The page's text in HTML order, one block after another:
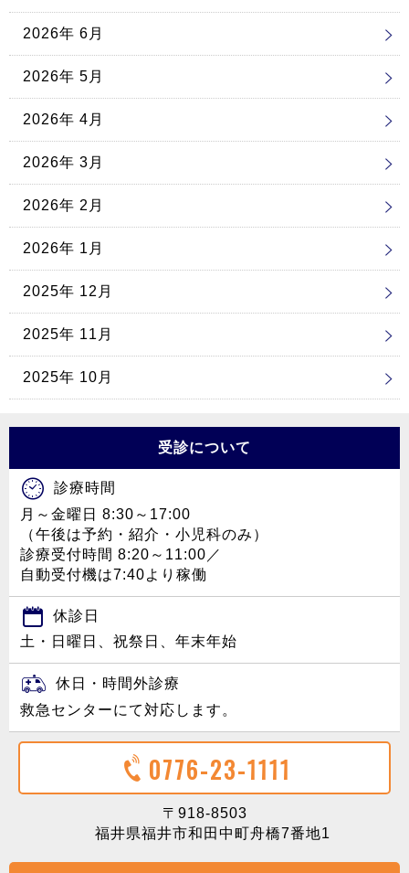
2026年 6月
2026年 5月
2026年 4月
2026年 3月
2026年 2月
2026年 1月
2025年 12月
2025年 11月
2025年 10月
受診について
診療時間
月～金曜日 8:30～17:00
（午後は予約・紹介・小児科のみ）
診療受付時間 8:20～11:00／
自動受付機は7:40より稼働
休診日
土・日曜日、祝祭日、年末年始
休日・時間外診療
救急センターにて対応します。
0776-23-1111
〒918-8503
福井県福井市和田中町舟橋7番地1